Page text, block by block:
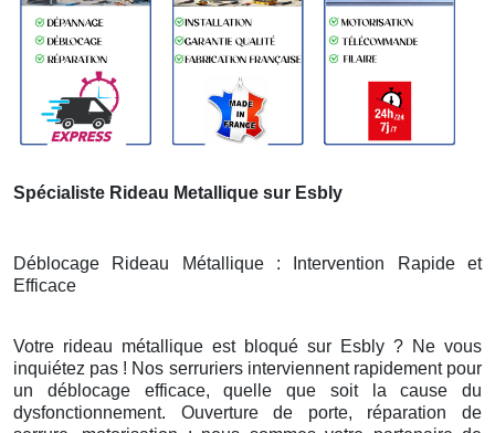
Spécialiste Rideau Metallique sur Esbly
Déblocage Rideau Métallique : Intervention Rapide et
Efficace
Votre rideau métallique est bloqué sur Esbly ? Ne vous
inquiétez pas ! Nos serruriers interviennent rapidement pour
un déblocage efficace, quelle que soit la cause du
dysfonctionnement. Ouverture de porte, réparation de